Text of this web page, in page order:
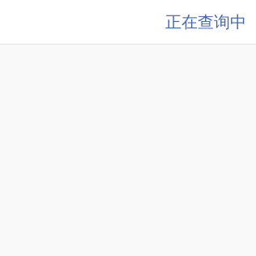
正在查询中